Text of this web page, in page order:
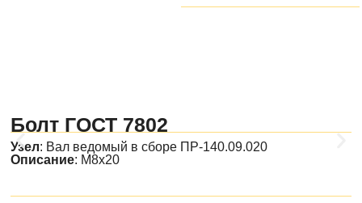
Болт ГОСТ 7802
Узел: Вал ведомый в сборе ПР-140.09.020
Описание: М8х20